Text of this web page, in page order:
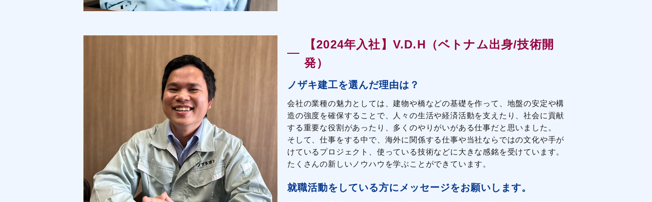
【2024年入社】V.D.H（ベトナム出身/技術開
発）
ノザキ建工を選んだ理由は？
会社の業種の魅力としては、建物や橋などの基礎を作って、地盤の安定や構
造の強度を確保することで、人々の生活や経済活動を支えたり、社会に貢献
する重要な役割があったり、多くのやりがいがある仕事だと思いました。
そして、仕事をする中で、海外に関係する仕事や当社ならではの文化や手が
けているプロジェクト、使っている技術などに大きな感銘を受けています。
たくさんの新しいノウハウを学ぶことができています。
就職活動をしている方にメッセージをお願いします。